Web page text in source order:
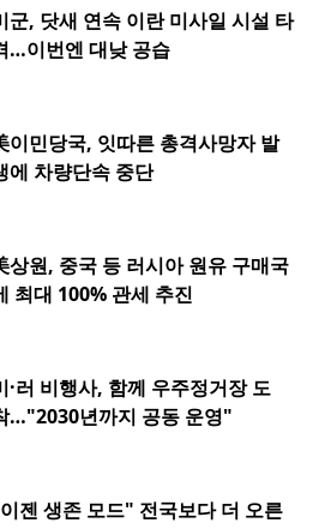
군, 닷새 연속 이란 미사일 시설 타
…이번엔 대낮 공습
이민당국, 잇따른 총격사망자 발
에 차량단속 중단
상원, 중국 등 러시아 원유 구매국
최대 100% 관세 추진
·러 비행사, 함께 우주정거장 도
…"2030년까지 공동 운영"
젠 생존 모드" 전국보다 더 오른